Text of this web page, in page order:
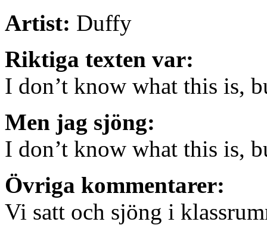
Artist: Duffy
Riktiga texten var:
I don’t know what this is,
Men jag sjöng:
I don’t know what this is,
Övriga kommentarer:
Vi satt och sjöng i